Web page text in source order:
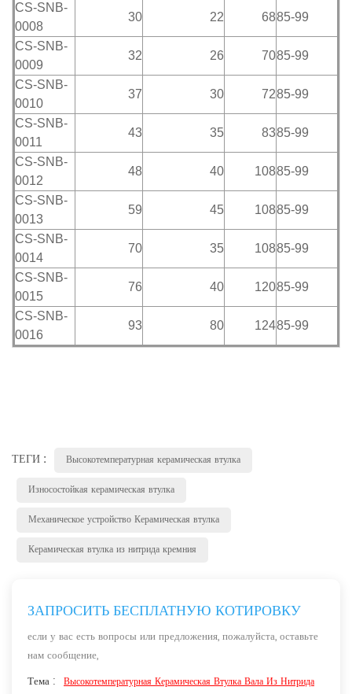
CS-SNB-
0008
30 22 6885-99
CS-SNB-
0009
32 26 7085-99
CS-SNB-
0010
37 30 7285-99
CS-SNB-
0011
43 35 8385-99
CS-SNB-
0012
48 40 10885-99
CS-SNB-
0013
59 45 10885-99
CS-SNB-
0014
70 35 10885-99
CS-SNB-
0015
76 40 12085-99
CS-SNB-
0016
93 80 12485-99
ТЕГИ :
Высокотемпературная керамическая втулка
Износостойкая керамическая втулка
Механическое устройство Керамическая втулка
Керамическая втулка из нитрида кремния
ЗАПРОСИТЬ БЕСПЛАТНУЮ КОТИРОВКУ
если у вас есть вопросы или предложения, пожалуйста, оставьте
нам сообщение,
Тема : Высокотемпературная Керамическая Втулка Вала Из Нитрида